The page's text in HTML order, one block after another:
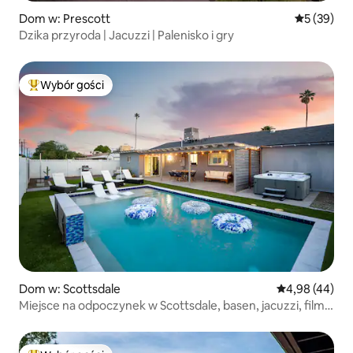
Dom w: Prescott Średnia
5 (39)
Dzika przyroda | Jacuzzi | Palenisko i gry
Najpopularniejsze z kategorii Wybór gości
Wybór gości
Dom w: Scottsdale Średnia
4,98 (44)
Miejsce na odpoczynek w Scottsdale, basen, jacuzzi, filmy